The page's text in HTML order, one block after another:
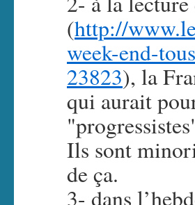
(http://
week-end-
23823), la
qui aurait
Ils sont
de ça.
3- dans